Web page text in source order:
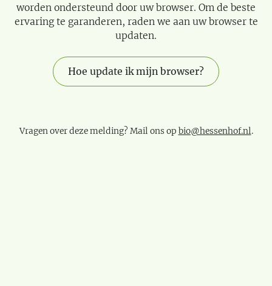
worden ondersteund door uw browser. Om de beste
ervaring te garanderen, raden we aan uw browser te
updaten.
Hoe update ik mijn browser?
Vragen over deze melding? Mail ons op bio@hessenhof.nl.